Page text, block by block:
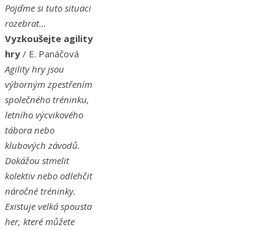
Pojďme si tuto situaci
rozebrat…
Vyzkoušejte agility
hry / E. Panáčová
Agility hry jsou
výborným zpestřením
společného tréninku,
letního výcvikového
tábora nebo
klubových závodů.
Dokážou stmelit
kolektiv nebo odlehčit
náročné tréninky.
Existuje velká spousta
her, které můžete